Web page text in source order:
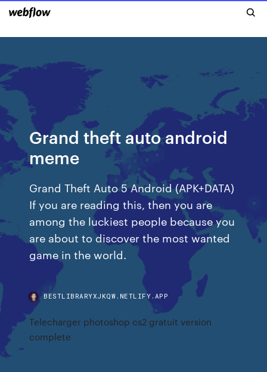
Grand theft auto android
meme
Grand Theft Auto 5 Android (APK+DATA)
If you are reading this, then you are
among the luckiest people because you
are about to discover the most wanted
game in the world.
BESTLIBRARYXJKQW.NETLIFY.APP
Telecharger photoshop cs2 gratuit version
complete